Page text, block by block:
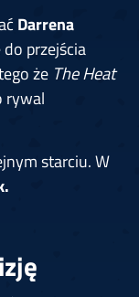
Darrena
przejścia
że The Heat
rywal
starciu. W